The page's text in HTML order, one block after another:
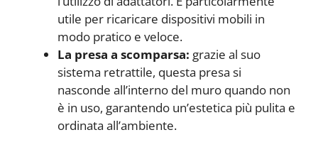
utile per ricaricare dispositivi mobili in
modo pratico e veloce.
La presa a scomparsa: grazie al suo
sistema retrattile, questa presa si
nasconde all’interno del muro quando non
è in uso, garantendo un’estetica più pulita e
ordinata all’ambiente.